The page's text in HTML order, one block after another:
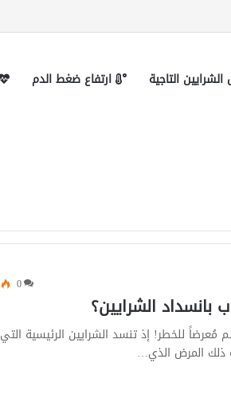
التاجية ارتفاع ضغط الدم
0
الشرايين؟
للخطر! إذ تنسد الشرايين الرئيسية التي
ذلك المرض الذي…